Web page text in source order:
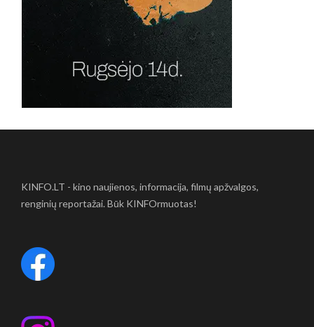
KINFO.LT - kino naujienos, informacija, filmų apžvalgos,
renginių reportažai. Būk KINFOrmuotas!